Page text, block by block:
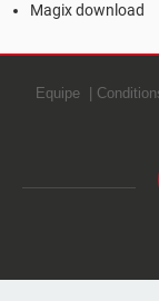
Magix download
Equipe